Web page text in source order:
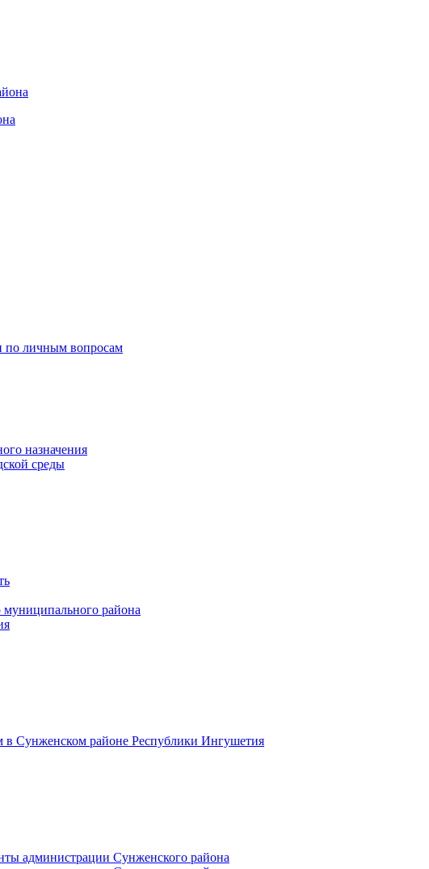
по личным вопросам
назначения
среды
района
в Сунженском районе Республики Ингушетия
администрации Сунженского района